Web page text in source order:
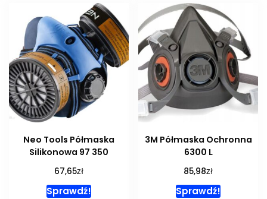
Neo Tools Półmaska
Silikonowa 97 350
67,65zł
Sprawdź!
3M Półmaska Ochronna
6300 L
85,98zł
Sprawdź!